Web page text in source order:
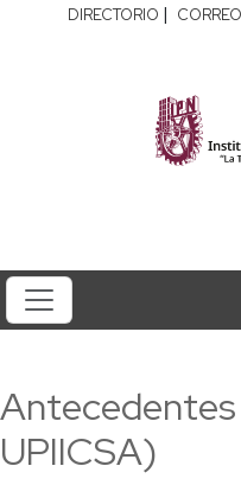
DIRECTORIO | CORREO
UPIICSA)